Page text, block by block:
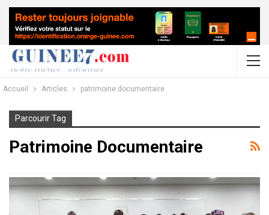
Accueil Articles patrimoine documentaire
Parcourir Tag
Patrimoine Documentaire